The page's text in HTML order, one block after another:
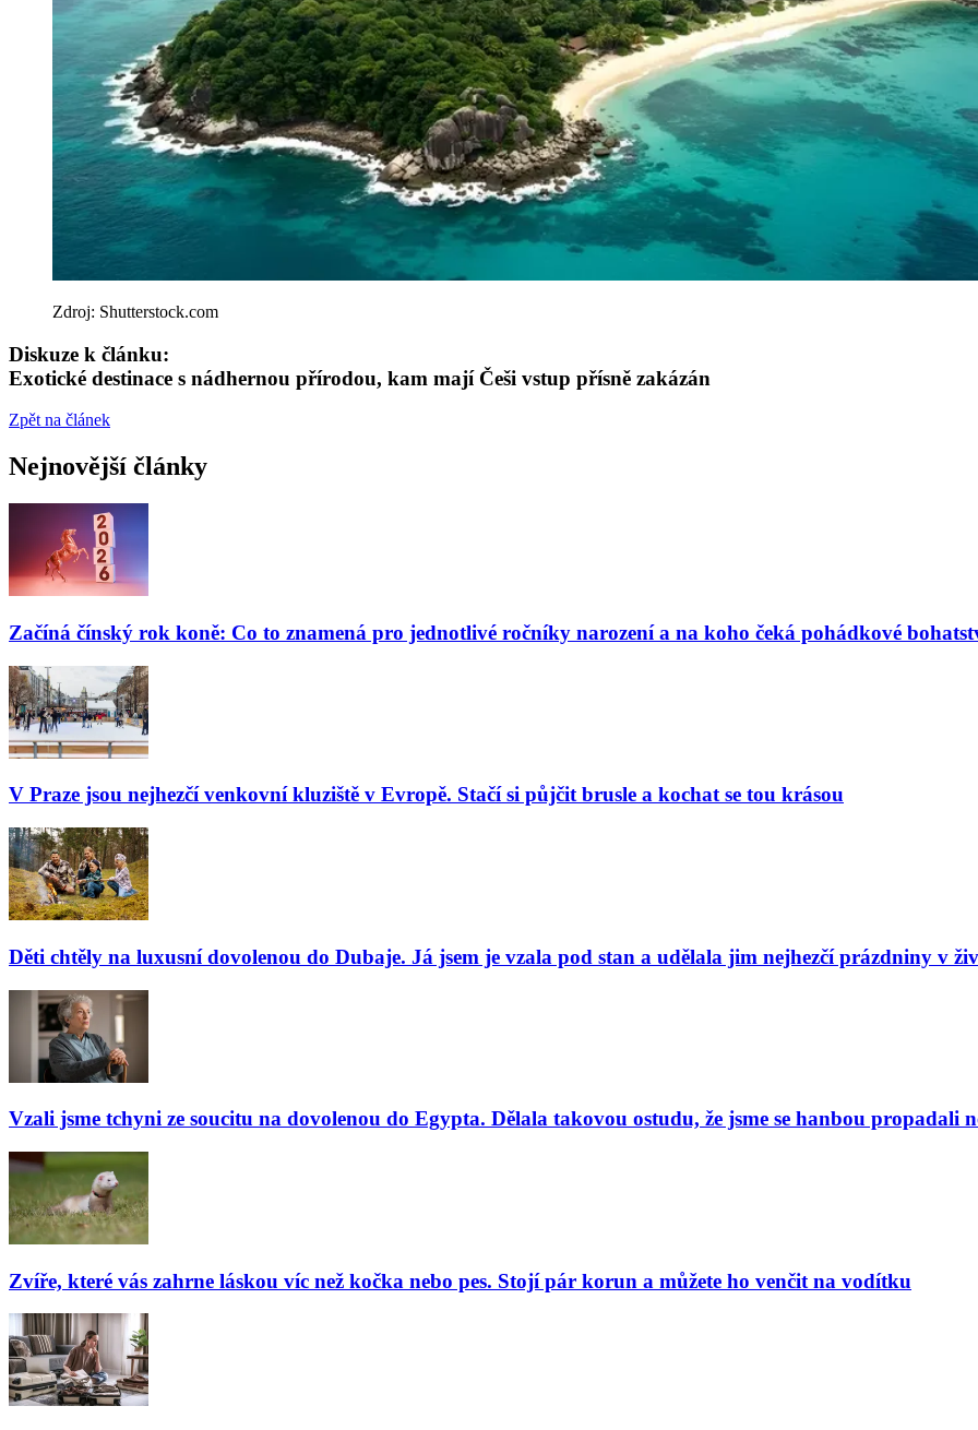
Zdroj: Shutterstock.com
Diskuze k článku:
Exotické destinace s nádhernou přírodou, kam mají Češi vstup přísně zakázán
Zpět na článek
Nejnovější články
Začíná čínský rok koně: Co to znamená pro jednotlivé ročníky narození a na koho čeká pohádkové
V Praze jsou nejhezčí venkovní kluziště v Evropě. Stačí si půjčit brusle a kochat se tou krásou
Děti chtěly na luxusní dovolenou do Dubaje. Já jsem je vzala pod stan a udělala jim nejhezčí prázdniny v
Vzali jsme tchyni ze soucitu na dovolenou do Egypta. Dělala takovou ostudu, že jsme se hanbou propadali
Zvíře, které vás zahrne láskou víc než kočka nebo pes. Stojí pár korun a můžete ho venčit na vodítku